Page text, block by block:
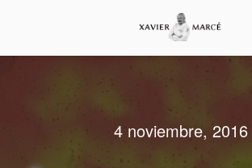
4 noviembre, 2016